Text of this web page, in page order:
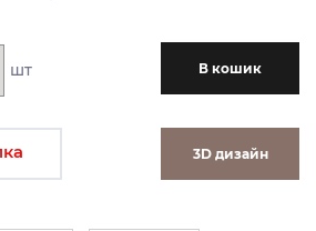
шт В кошик
3D дизайн